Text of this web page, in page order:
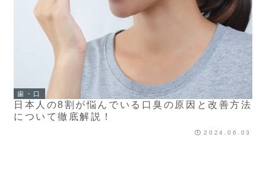
歯・口
日本人の8割が悩んでいる口臭の原因と改善方法
について徹底解説！
2024.06.03